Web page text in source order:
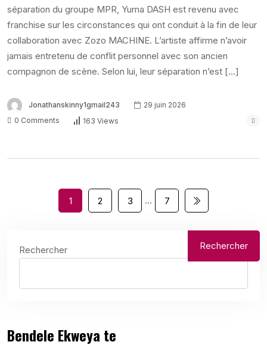
séparation du groupe MPR, Yuma DASH est revenu avec
franchise sur les circonstances qui ont conduit à la fin de leur
collaboration avec Zozo MACHINE. L’artiste affirme n’avoir
jamais entretenu de conflit personnel avec son ancien
compagnon de scène. Selon lui, leur séparation n’est […]
Jonathanskinny1gmail243
29 juin 2026
0 Comments
163 Views
1 2 3 … 7
Rechercher Rechercher
Bendele Ekweya te